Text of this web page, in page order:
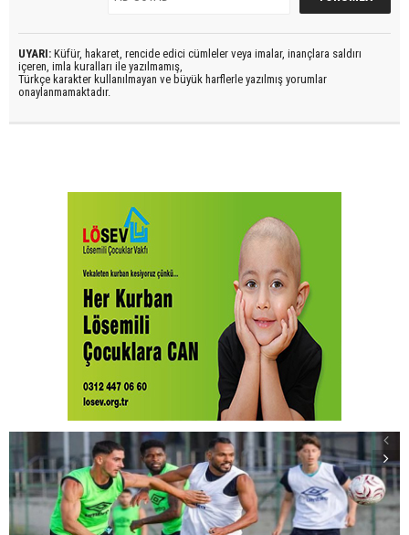
UYARI: Küfür, hakaret, rencide edici cümleler veya imalar, inançlara saldırı
içeren, imla kuralları ile yazılmamış,
Türkçe karakter kullanılmayan ve büyük harflerle yazılmış yorumlar
onaylanmamaktadır.